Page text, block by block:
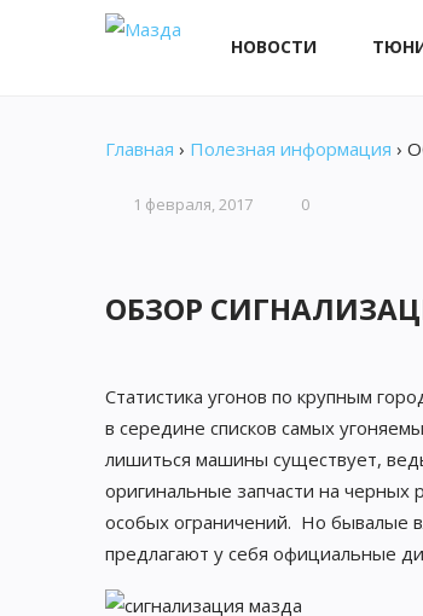
НОВОСТИ
Главная › Полезная информация ›
1 февраля, 2017 0
ОБЗОР
Статистика угонов по крупным
в середине списков самых
лишиться машины существует,
оригинальные запчасти на черных
особых ограничений. Но бывалые
предлагают у себя официальные